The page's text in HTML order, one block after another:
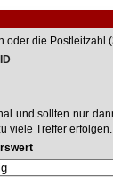
die Postleitzahl
und sollten nur
viele Treffer erfolgen.